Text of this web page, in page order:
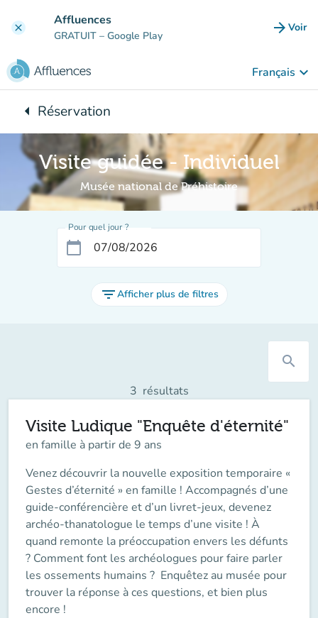
clear Affluences
GRATUIT – Google Play arrow_forward Voir
Français keyboard_arrow_down
arrow_leftRetour à :
Réservation
Visite guidée - Individuel
Musée national de Préhistoire
Pour quel jour ?
calendar_today
filter_listAfficher plus de filtres
search
3 résultats
Visite Ludique "Enquête d'éternité"
en famille à partir de 9 ans
Venez découvrir la nouvelle exposition temporaire «
Gestes d’éternité » en famille ! Accompagnés d’une
guide-conférencière et d’un livret-jeux, devenez
archéo-thanatologue le temps d’une visite ! À
quand remonte la préoccupation envers les défunts
? Comment font les archéologues pour faire parler
les ossements humains ? Enquêtez au musée pour
trouver la réponse à ces questions, et bien plus
encore !